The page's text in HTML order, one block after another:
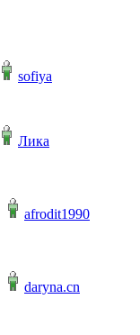
sofiya
Лика
afrodit1990
daryna.cn